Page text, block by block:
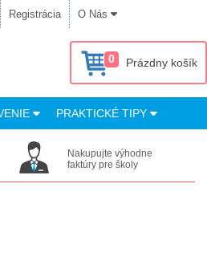
Registrácia O Nás
0 Prázdny košík
PRAKTICKÉ TIPY
Nakupujte výhodne
faktúry pre školy